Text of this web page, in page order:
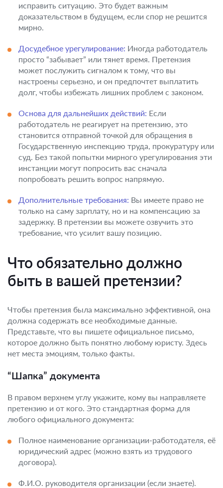
исправить ситуацию. Это будет важным
доказательством в будущем, если спор не решится
мирно.
Досудебное урегулирование: Иногда работодатель
просто “забывает” или тянет время. Претензия
может послужить сигналом к тому, что вы
настроены серьезно, и он предпочтет выплатить
долг, чтобы избежать лишних проблем с законом.
Основа для дальнейших действий: Если
работодатель не реагирует на претензию, это
становится отправной точкой для обращения в
Государственную инспекцию труда, прокуратуру или
суд. Без такой попытки мирного урегулирования эти
инстанции могут попросить вас сначала
попробовать решить вопрос напрямую.
Дополнительные требования: Вы имеете право не
только на саму зарплату, но и на компенсацию за
задержку. В претензии вы можете озвучить это
требование, что усилит вашу позицию.
Что обязательно должно
быть в вашей претензии?
Чтобы претензия была максимально эффективной, она
должна содержать все необходимые данные.
Представьте, что вы пишете официальное письмо,
которое должно быть понятно любому юристу. Здесь
нет места эмоциям, только факты.
“Шапка” документа
В правом верхнем углу укажите, кому вы направляете
претензию и от кого. Это стандартная форма для
любого официального документа:
Полное наименование организации-работодателя, её
юридический адрес (можно взять из трудового
договора).
Ф.И.О. руководителя организации (если знаете).